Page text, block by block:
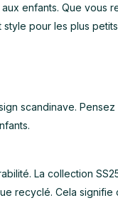
enfants. Que vous
pour les plus
scandinave.
La collection
recyclé. Cela